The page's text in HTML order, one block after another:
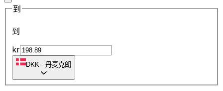
到
到
kr
DKK - 丹麦克朗